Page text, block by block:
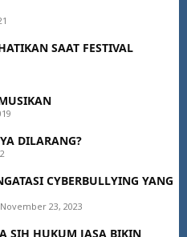
SAAT FESTIVAL
DILARANG?
CYBERBULLYING YANG
November 23, 2023
SIH HUKUM JASA BIKIN